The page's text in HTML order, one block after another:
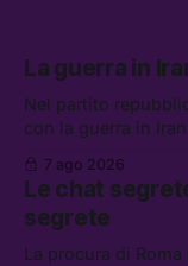
La guerra in
Nel partito
con la guerra in
lavoro, Schlein
che cos’è lo
7 ago 2026
Le chat
segrete
La procura di